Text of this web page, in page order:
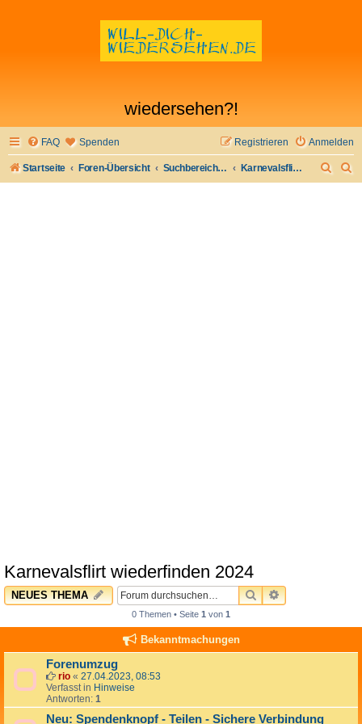
wiedersehen?!
FAQ Spenden Anmelden
Registrieren
Startseite Foren-Übersicht Suchbereich Ia - besondere Gelegenheiten Karnevalsflirt wiederfinden 2024
Karnevalsflirt wiederfinden 2024
NEUES THEMA SUCHEERWEITERTE
0 Themen • Seite 1 von 1
Bekanntmachungen
Forenumzug
rio « 27.04.2023, 08:53
Verfasst in Hinweise
Antworten: 1
Neu: Spendenknopf - Teilen - Sichere Verbindung